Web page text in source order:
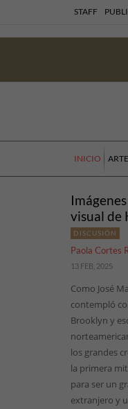
STAFF
INICIO ARTE
visual de
DISCUSIÓN
Paola Cortes
13 FEB, 2025
Como José
contempló
Brooklyn y
los grandes
la primera
para ser un
extranjero y